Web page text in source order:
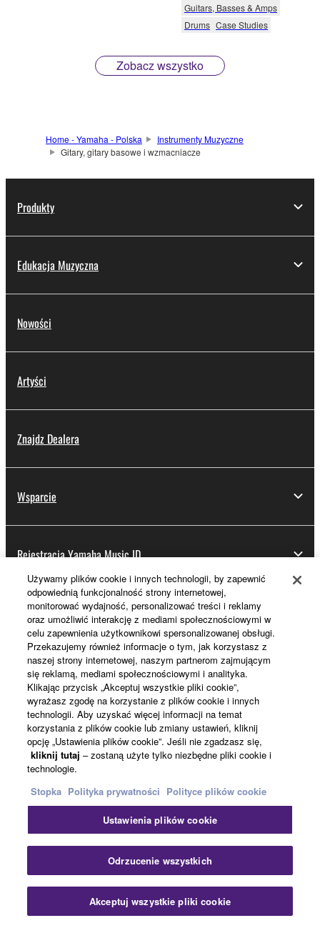
Guitars, Basses & Amps
Drums Case Studies
Zobacz wszystko
Home - Yamaha - Polska
Instrumenty Muzyczne
Gitary, gitary basowe i wzmacniacze
Produkty
Edukacja Muzyczna
Nowości
Artyści
Znajdz Dealera
Wsparcie
Rejestracja Yamaha Music ID
Informacje o Yamaha
Polska - Polish
Biznes
KontaktWarunki korzystaniaPolityka prywatności
Polityka plików cookieStopka
© Yamaha Corporation.
Używamy plików cookie i innych technologii, by zapewnić
odpowiednią funkcjonalność strony internetowej,
monitorować wydajność, personalizować treści i reklamy
oraz umożliwić interakcję z mediami społecznościowymi w
celu zapewnienia użytkownikowi spersonalizowanej obsługi.
Przekazujemy również informacje o tym, jak korzystasz z
naszej strony internetowej, naszym partnerom zajmującym
się reklamą, mediami społecznościowymi i analityka.
Klikając przycisk „Akceptuj wszystkie pliki cookie”,
wyrażasz zgodę na korzystanie z plików cookie i innych
technologii. Aby uzyskać więcej informacji na temat
korzystania z plików cookie lub zmiany ustawień, kliknij
opcję „Ustawienia plików cookie”. Jeśli nie zgadzasz się,
kliknij tutaj – zostaną użyte tylko niezbędne pliki cookie i
technologie.
Stopka Polityka prywatności Polityce plików cookie
Ustawienia plików cookie
Odrzucenie wszystkich
Akceptuj wszystkie pliki cookie